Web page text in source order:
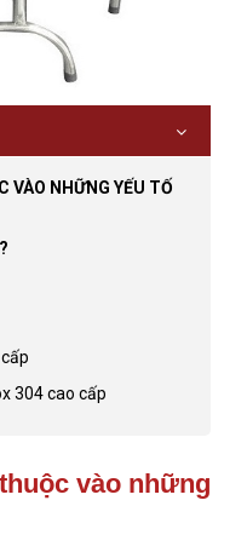
VÀO NHỮNG YẾU TỐ
304 cao cấp
vào những